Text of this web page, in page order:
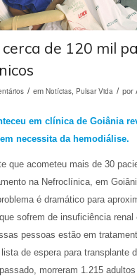
de 120 mil
/ em Notícias, Pulsar Vida / por
em clínica de Goiânia
necessita da hemodiálise.
que acometeu mais de 30
na Nefroclínica, em
é dramático para
sofrem de insuficiência renal
pessoas estão em
de espera para transplante
morreram 1.215